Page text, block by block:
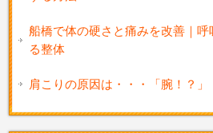
船橋で体の硬さと痛みを改善｜呼
る整体
肩こりの原因は・・・「腕！？」